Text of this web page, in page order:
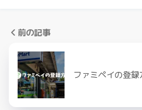
前の記事
ファミペイの登録